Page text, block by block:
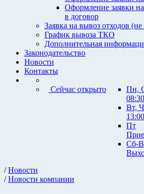
Оформление заявки
в договор
Заявка на вывоз отходов
График вывоза ТКО
Дополнительная
Законодательство
Новости
Контакты
Сейчас открыто
Пн,
Вт,
Пт
Сб-
/Новости
/Новости компании